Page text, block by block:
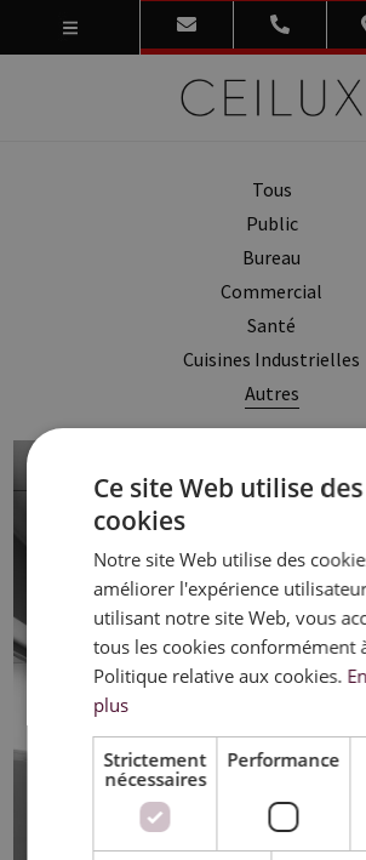
Tous
Public
Bureau
Commercial
Santé
Cuisines Industrielles
Autres
Ce site Web utilise des
cookies
Notre site Web utilise des
améliorer l'expérience
utilisant notre site Web, vous
tous les cookies conformément
Politique relative aux cookies.
plus
Strictement
nécessaires
Performance